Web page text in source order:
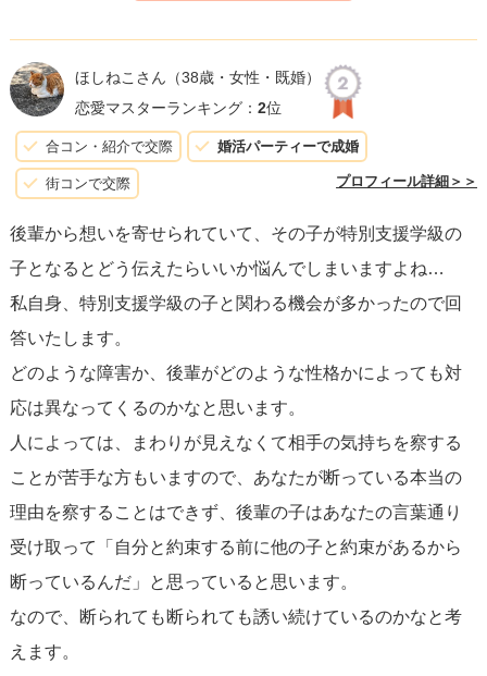
は彼に自分の気持ちを正直に伝えることが必要です。
に、しかし優しく、自分にはすでに大切な人がいるという
ことを伝えましょう。 この時、彼を傷つけないように配慮
しつつ、しかし「友達としては大切に思っている」という
ことも含めて伝えると良いでしょう。
後輩が特別支援学級にいることを配慮し、言葉を選ぶこと
が重要です。しかし、これは配慮が必要という点が他の関
係と何ら変わらないということを念頭に置きましょう。
要なのは彼の気持ちにも敬意を払いつつ、自分の意志をし
っかり伝えることです。
断る際には、これまでのように他の理由を使うのではな
く、一度きちんとした時間を作って「あなたの気持ちは大
切に思うけれど、私は恋愛の対象としては見ることができ
ない」という旨を伝えると良いでしょう。そして、具体的
に、今後どのような関わり方を希望するのか、例えば「部
活の友達として」が良いのかを明確にすることが大切で
ほしねこさん （38歳・女性・既婚）
恋愛マスターランキング： 2位
合コン・紹介で交際 婚活パーティーで成婚
街コンで交際 プロフィール詳細＞＞
後輩から想いを寄せられていて、その子が特別支援学級の
子となるとどう伝えたらいいか悩んでしまいますよね…
私自身、特別支援学級の子と関わる機会が多かったので回
答いたします。
どのような障害か、後輩がどのような性格かによっても対
応は異なってくるのかなと思います。
人によっては、まわりが見えなくて相手の気持ちを察する
ことが苦手な方もいますので、あなたが断っている本当の
理由を察することはできず、後輩の子はあなたの言葉通り
受け取って「自分と約束する前に他の子と約束があるから
断っているんだ」と思っていると思います。
なので、断られても断られても誘い続けているのかなと考
えます。